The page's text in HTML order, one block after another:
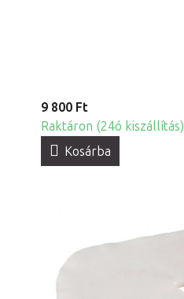
9 800 Ft
Raktáron (24ó kiszállítás)
Kosárba